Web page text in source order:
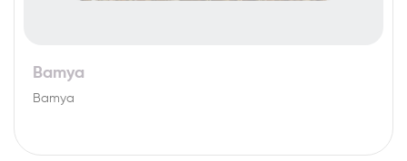
Bamya
Bamya